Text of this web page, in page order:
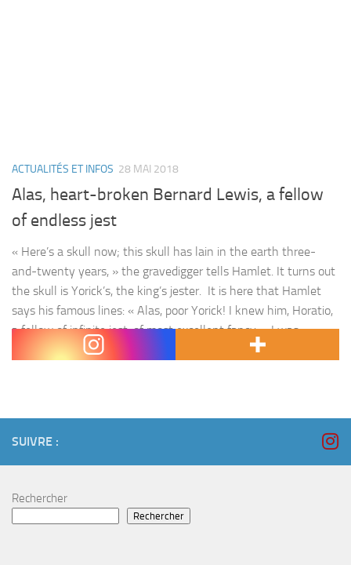
ACTUALITÉS ET INFOS 28 MAI 2018
Alas, heart-broken Bernard Lewis, a fellow
of endless jest
« Here’s a skull now; this skull has lain in the earth three-
and-twenty years, » the gravedigger tells Hamlet. It turns out
the skull is Yorick’s, the king’s jester. It is here that Hamlet
says his famous lines: « Alas, poor Yorick! I knew him, Horatio,
a fellow of infinite jest, of most excellent fancy. » I was
instantly…
SUIVRE :
Rechercher
Rechercher